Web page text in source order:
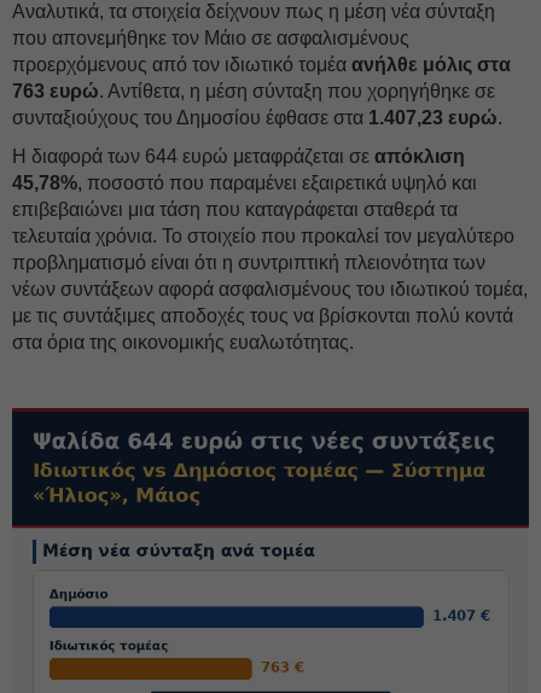
Αναλυτικά, τα στοιχεία δείχνουν πως η μέση νέα σύνταξη
που απονεμήθηκε τον Μάιο σε ασφαλισμένους
προερχόμενους από τον ιδιωτικό τομέα ανήλθε μόλις στα
763 ευρώ. Αντίθετα, η μέση σύνταξη που χορηγήθηκε σε
συνταξιούχους του Δημοσίου έφθασε στα 1.407,23 ευρώ.
Η διαφορά των 644 ευρώ μεταφράζεται σε απόκλιση
45,78%, ποσοστό που παραμένει εξαιρετικά υψηλό και
επιβεβαιώνει μια τάση που καταγράφεται σταθερά τα
τελευταία χρόνια. Το στοιχείο που προκαλεί τον μεγαλύτερο
προβληματισμό είναι ότι η συντριπτική πλειονότητα των
νέων συντάξεων αφορά ασφαλισμένους του ιδιωτικού τομέα,
με τις συντάξιμες αποδοχές τους να βρίσκονται πολύ κοντά
στα όρια της οικονομικής ευαλωτότητας.